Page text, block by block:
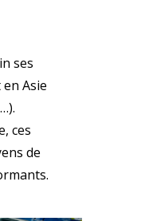
ses
Asie
ces
de